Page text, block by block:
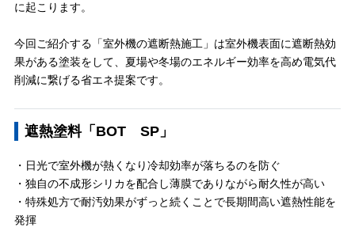
に起こります。
今回ご紹介する「室外機の遮断熱施工」は室外機表面に遮断熱効
果がある塗装をして、夏場や冬場のエネルギー効率を高め電気代
削減に繋げる省エネ提案です。
遮熱塗料「BOT SP」
・日光で室外機が熱くなり冷却効率が落ちるのを防ぐ
・独自の不成形シリカを配合し薄膜でありながら耐久性が高い
・特殊処方で耐汚効果がずっと続くことで長期間高い遮熱性能を
発揮